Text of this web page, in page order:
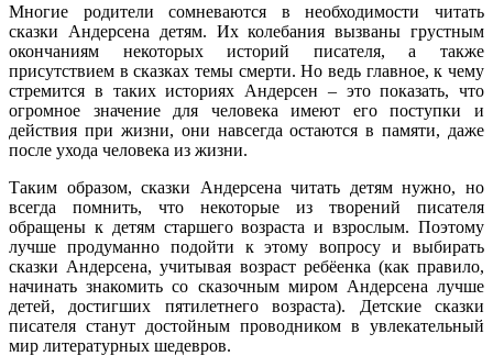
Многие родители сомневаются в необходимости читать
сказки Андерсена детям. Их колебания вызваны грустным
окончаниям некоторых историй писателя, а также
присутствием в сказках темы смерти. Но ведь главное, к чему
стремится в таких историях Андерсен – это показать, что
огромное значение для человека имеют его поступки и
действия при жизни, они навсегда остаются в памяти, даже
после ухода человека из жизни.
Таким образом, сказки Андерсена читать детям нужно, но
всегда помнить, что некоторые из творений писателя
обращены к детям старшего возраста и взрослым. Поэтому
лучше продуманно подойти к этому вопросу и выбирать
сказки Андерсена, учитывая возраст ребёенка (как правило,
начинать знакомить со сказочным миром Андерсена лучше
детей, достигших пятилетнего возраста). Детские сказки
писателя станут достойным проводником в увлекательный
мир литературных шедевров.